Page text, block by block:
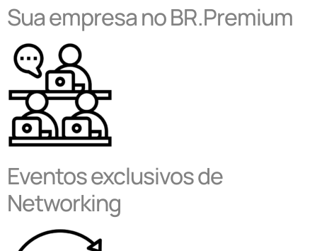
Sua empresa no BR.Premium
Eventos exclusivos de
Networking